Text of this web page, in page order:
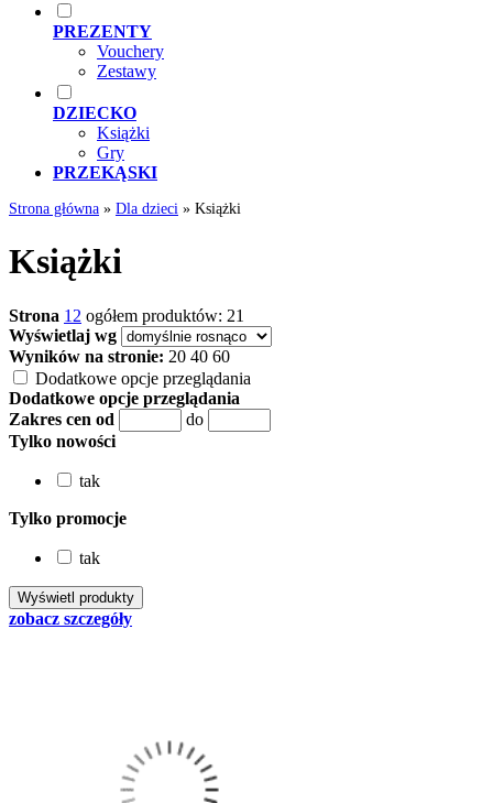
PREZENTY
Vouchery
Zestawy
DZIECKO
Książki
Gry
PRZEKĄSKI
Strona główna » Dla dzieci » Książki
Książki
Strona 1 2 ogółem produktów: 21
Wyświetlaj wg
Wyników na stronie: 20 40 60
Dodatkowe opcje przeglądania
Dodatkowe opcje przeglądania
Zakres cen od
do
Tylko nowości
tak
Tylko promocje
tak
zobacz szczegóły